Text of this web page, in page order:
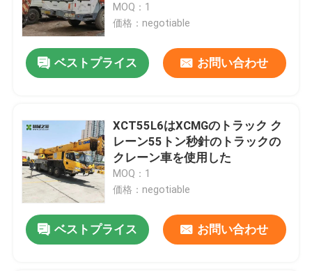
MOQ：1
価格：negotiable
ベストプライス お問い合わせ
XCT55L6はXCMGのトラック ク
レーン55トン秒針のトラックの
クレーン車を使用した
MOQ：1
価格：negotiable
ベストプライス お問い合わせ